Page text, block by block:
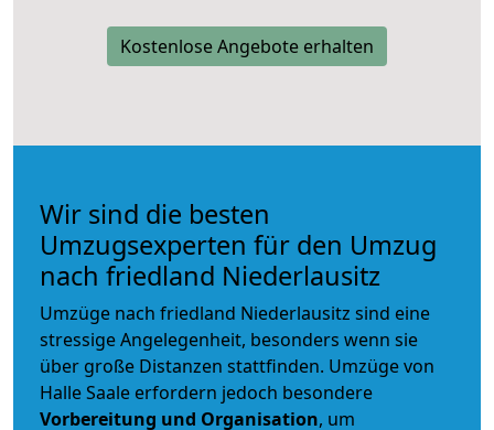
Kostenlose Angebote erhalten
Wir sind die besten
Umzugsexperten für den Umzug
nach friedland Niederlausitz
Umzüge nach friedland Niederlausitz sind eine
stressige Angelegenheit, besonders wenn sie
über große Distanzen stattfinden. Umzüge von
Halle Saale erfordern jedoch besondere
Vorbereitung und Organisation, um